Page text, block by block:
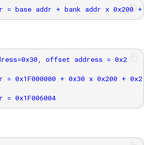
offset address = 0x2
= 0x1F000000 + 0x30 x 0x200 +